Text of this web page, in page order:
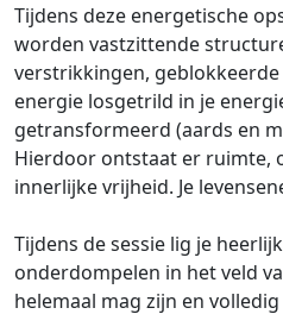
Tijdens deze energetische
worden vastzittende
verstrikkingen,
energie losgetrild in je
getransformeerd (aards en
Hierdoor ontstaat er ruimte,
innerlijke vrijheid. Je
Tijdens de sessie lig je
onderdompelen in het veld
helemaal mag zijn en